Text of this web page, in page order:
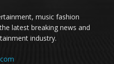
music fashion
latest breaking news and
industry.